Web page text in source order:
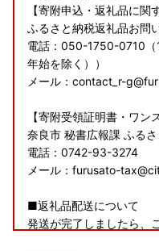
【寄附申込・返礼品に関
ふるさと納税返礼品お問
電話：050-1750-0710
年始を除く））
メール：contact_r-
【寄附受領証明書・ワン
奈良市 秘書広報課 ふる
電話：0742-93-3274
メール：furusato-
■返礼品配送について
発送が完了しましたら、